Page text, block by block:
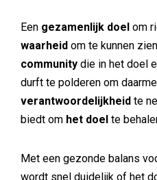
Een gezamenlijk doel om
waarheid om te kunnen
community die in het doel
durft te polderen om
verantwoordelijkheid te
biedt om het doel te
Met een gezonde balans
wordt snel duidelijk of het